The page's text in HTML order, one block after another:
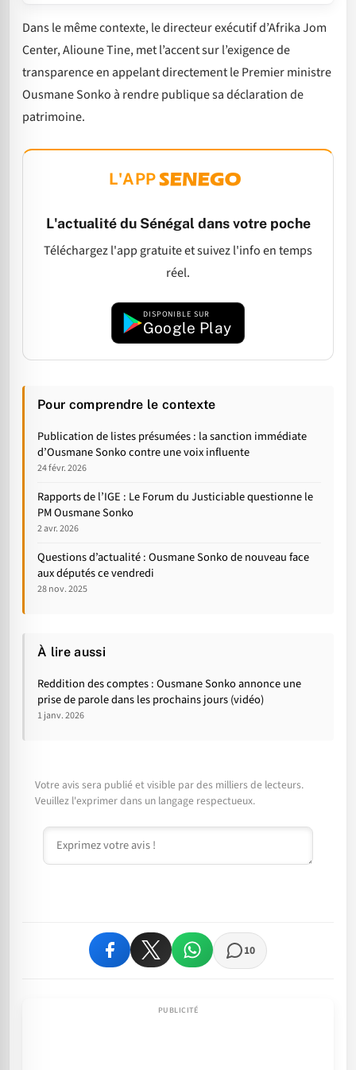
Dans le même contexte, le directeur exécutif d’Afrika Jom
Center, Alioune Tine, met l’accent sur l’exigence de
transparence en appelant directement le Premier ministre
Ousmane Sonko à rendre publique sa déclaration de
patrimoine.
L'APP
L'actualité du Sénégal dans votre poche
Téléchargez l'app gratuite et suivez l'info en temps
réel.
DISPONIBLE SUR
Google Play
Pour comprendre le contexte
Publication de listes présumées : la sanction immédiate
d’Ousmane Sonko contre une voix influente
24 févr. 2026
Rapports de l’IGE : Le Forum du Justiciable questionne le
PM Ousmane Sonko
2 avr. 2026
Questions d’actualité : Ousmane Sonko de nouveau face
aux députés ce vendredi
28 nov. 2025
À lire aussi
Reddition des comptes : Ousmane Sonko annonce une
prise de parole dans les prochains jours (vidéo)
1 janv. 2026
Votre avis sera publié et visible par des milliers de lecteurs.
Veuillez l'exprimer dans un langage respectueux.
Commentaire
10